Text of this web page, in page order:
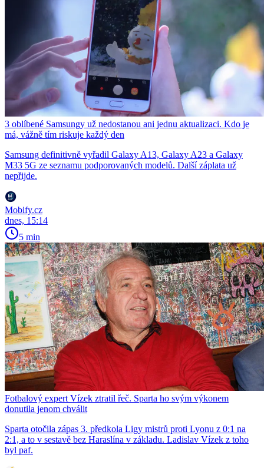
3 oblíbené Samsungy už nedostanou ani jednu aktualizaci. Kdo je
má, vážně tím riskuje každý den
Samsung definitivně vyřadil Galaxy A13, Galaxy A23 a Galaxy
M33 5G ze seznamu podporovaných modelů. Další záplata už
nepřijde.
Mobify.cz
dnes, 15:14
5 min
Fotbalový expert Vízek ztratil řeč. Sparta ho svým výkonem
donutila jenom chválit
Sparta otočila zápas 3. předkola Ligy mistrů proti Lyonu z 0:1 na
2:1, a to v sestavě bez Haraslína v základu. Ladislav Vízek z toho
byl paf.